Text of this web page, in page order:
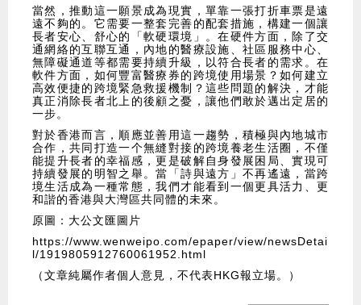
當然，推動這一願景成為現實，單靠一張打折車票是遠
遠不夠的。它需要一整套完善的配套措施，構建一個讓
長者安心、舒心的「軟硬環境」。在硬件方面，除了交
通網絡的互聯互通，內地的醫療設施、社區服務中心、
無障礙通道等都需要持續升級，以符合長者的需求。在
軟件方面，如何豐富醫療券的跨境使用場景？如何建立
高效便捷的跨境緊急救援機制？這些問題的解決，才能
真正消除長者北上的後顧之憂，讓他們敢於邁出定居的
一步。
對於香港而言，順應並善用這一趨勢，積極與內地城市
合作，共同打造一个無縫對接的跨境養老生活圈，不僅
能提升長者的幸福感，更是破解自身發展困局、實現可
持續發展的明智之舉。當「詩與遠方」不再遙遠，當跨
境生活成為一種常態，我們才能看到一個更具活力、更
和諧的香港與大灣區共同體的未來。
原圖：大公文匯圖片
https://www.wenweipo.com/epaper/view/newsDetai
l/1919805912760061952.html
（文章純屬作者個人意見，不代表HKG報立場。）